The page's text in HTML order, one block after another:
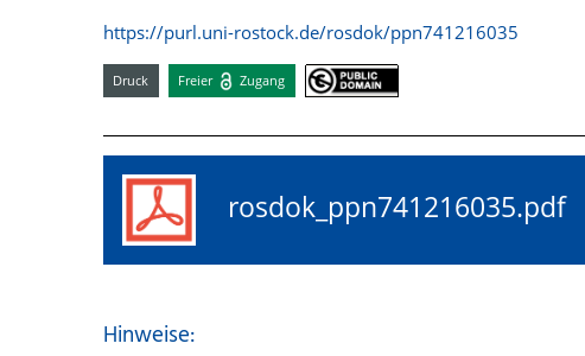
https://purl.uni-rostock.de/rosdok/ppn741216035
Druck Freier Zugang
rosdok_ppn741216035.pdf
Hinweise: